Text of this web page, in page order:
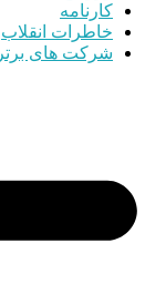
کارنامه
خاطرات انقلاب
شرکت های برتر